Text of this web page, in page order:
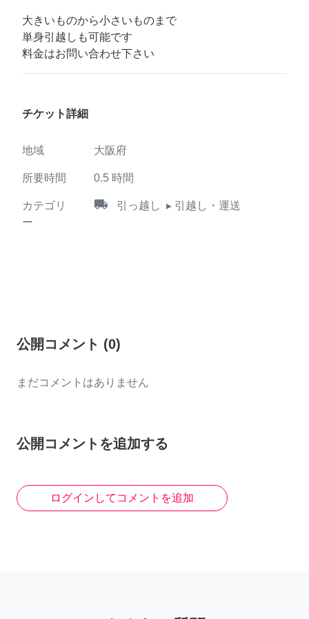
大きいものから小さいものまで
単身引越しも可能です
料金はお問い合わせ下さい
チケット詳細
地域 大阪府
所要時間 0.5 時間
カテゴリ
ー
local_shipping 引っ越し ▸ 引越し・運送
公開コメント (0)
まだコメントはありません
公開コメントを追加する
ログインしてコメントを追加